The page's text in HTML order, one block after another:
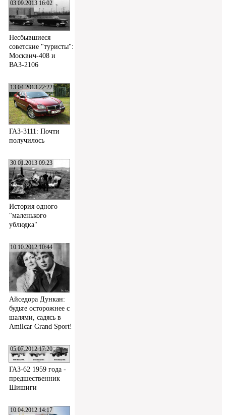
03.09.2013 16:02
Несбывшиеся
советские "туристы":
Москвич-408 и
ВАЗ-2106
13.04.2013 22:22
ГАЗ-3111: Почти
получилось
30.01.2013 09:23
История одного
"маленького
ублюдка"
10.10.2012 10:44
Айседора Дункан:
будьте осторожнее с
шалями, садясь в
Amilcar Grand Sport!
05.07.2012 17:20
ГАЗ-62 1959 года -
предшественник
Шишиги
10.04.2012 14:17